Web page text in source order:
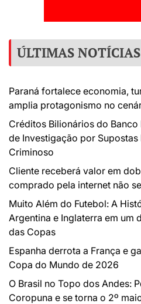
ÚLTIMAS NOTÍCIAS
Paraná fortalece economia,
amplia protagonismo no
Créditos Bilionários do Banco
de Investigação por
Criminoso
Cliente receberá valor em
comprado pela internet não
Muito Além do Futebol: A
Argentina e Inglaterra em um
das Copas
Espanha derrota a França e
Copa do Mundo de 2026
O Brasil no Topo dos Andes:
Coropuna e se torna o 2º